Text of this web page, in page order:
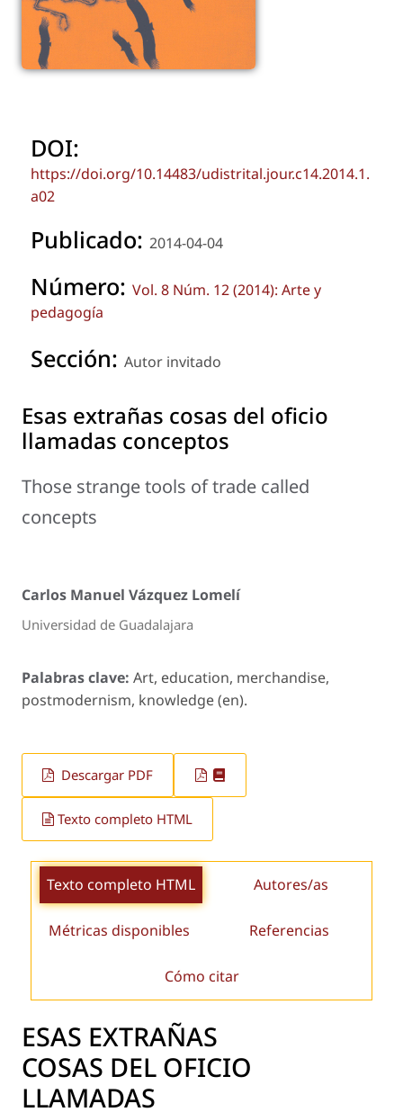
DOI:
https://doi.org/10.14483/udistrital.jour.c14.2014.1.
a02
Publicado: 2014-04-04
Número: Vol. 8 Núm. 12 (2014): Arte y
pedagogía
Sección: Autor invitado
Esas extrañas cosas del oficio
llamadas conceptos
Those strange tools of trade called
concepts
Carlos Manuel Vázquez Lomelí
Universidad de Guadalajara
Palabras clave: Art, education, merchandise,
postmodernism, knowledge (en).
Descargar PDF
Texto completo HTML
Texto completo HTML Autores/as
Métricas disponibles Referencias
Cómo citar
ESAS EXTRAÑAS
COSAS DEL OFICIO
LLAMADAS